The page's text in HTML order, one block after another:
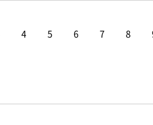
4 5 6 7 8